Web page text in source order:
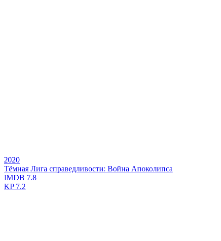
2020
Тёмная Лига справедливости: Война Апоколипса
IMDB 7.8
KP7.2